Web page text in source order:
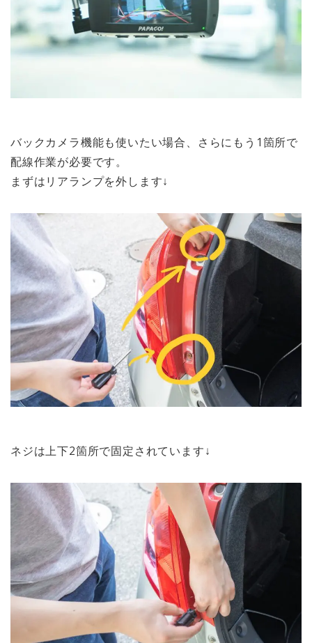
バックカメラ機能も使いたい場合、さらに もう1箇所で
配線作業が必要です。
まずはリアランプを外します↓
ネジは上下2箇所で固定されています↓